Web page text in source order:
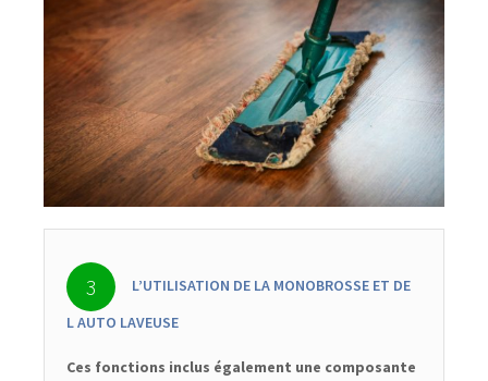
L’UTILISATION DE LA MONOBROSSE ET DE
L AUTO LAVEUSE
Ces fonctions inclus également une composante